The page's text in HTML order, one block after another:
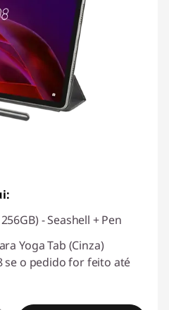
- Seashell + Pen
Yoga Tab (Cinza)
se o pedido for feito até